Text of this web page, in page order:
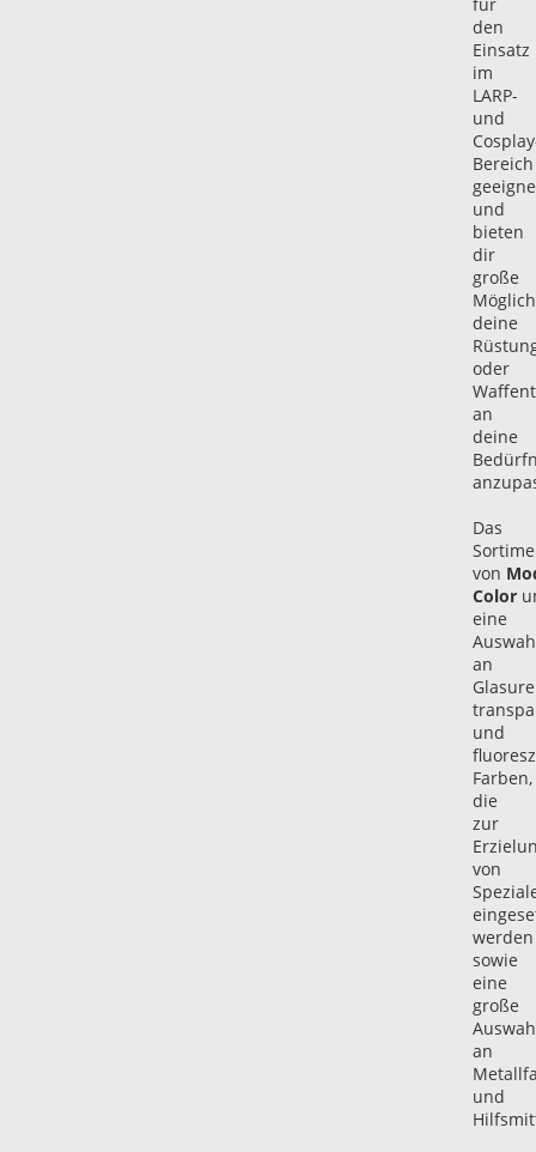
den
Einsatz
im
LARP-
und
Bereich
und
bieten
dir
große
deine
oder
an
deine
Das
von
Color
eine
an
und
Farben,
die
zur
von
werden
sowie
eine
große
an
und